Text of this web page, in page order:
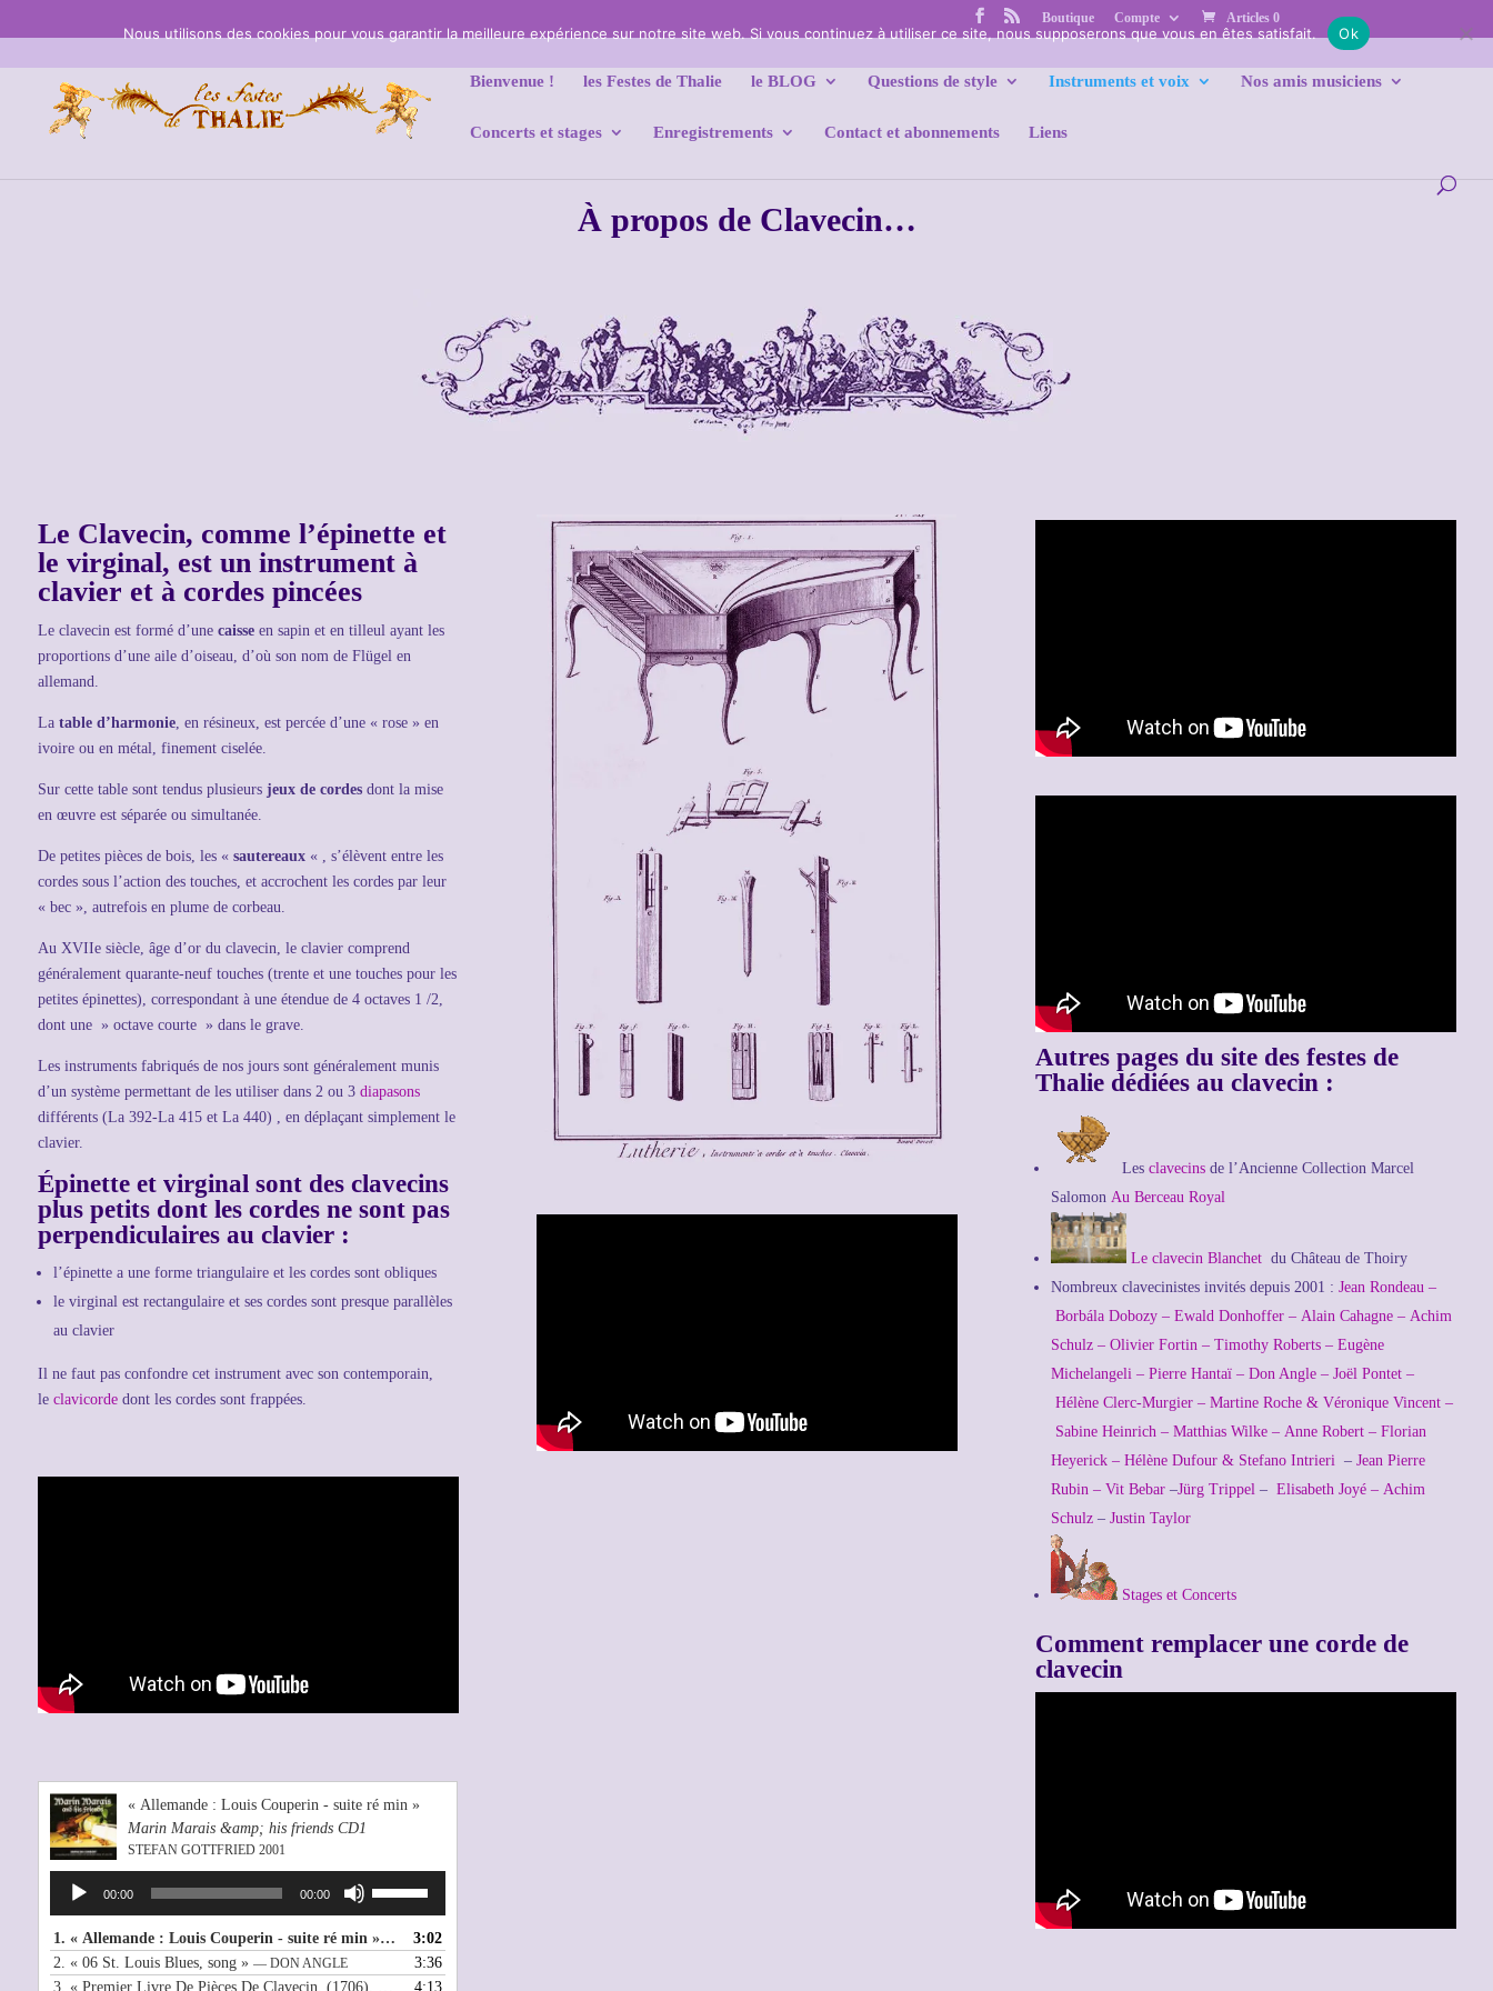
Boutique Compte Articles 0
Bienvenue ! les Festes de Thalie le BLOG Questions de style Instruments et voix Nos amis musiciens
Concerts et stages Enregistrements Contact et abonnements Liens
À propos de Clavecin…
Le Clavecin, comme l’épinette et
le virginal, est un instrument à
clavier et à cordes pincées
Le clavecin est formé d’une caisseen sapin et en tilleul ayant les
proportions d’une aile d’oiseau, d’où son nom de Flügel en
allemand.
La table d’harmonie, en résineux, est percée d’une « rose » en
ivoire ou en métal, finement ciselée.
Sur cette table sont tendus plusieurs jeux de cordesdont la mise
en œuvre est séparée ou simultanée.
De petites pièces de bois, les « sautereaux« , s’élèvent entre les
cordes sous l’action des touches, et accrochent les cordes par leur
« bec », autrefois en plume de corbeau.
Au XVIIe siècle, âge d’or du clavecin, le clavier comprend
généralement quarante-neuf touches (trente et une touches pour les
petites épinettes), correspondant à une étendue de 4 octaves 1 /2,
dont une » octave courte » dans le grave.
Les instruments fabriqués de nos jours sont généralement munis
d’un système permettant de les utiliser dans 2 ou 3 diapasons
différents (La 392-La 415 et La 440) , en déplaçant simplement le
clavier.
Épinette et virginal sont des clavecins
plus petits dont les cordes ne sont pas
perpendiculaires au clavier :
l’épinette a une forme triangulaire et les cordes sont obliques
le virginal est rectangulaire et ses cordes sont presque parallèles
au clavier
Il ne faut pas confondre cet instrument avec son contemporain,
le clavicorde dont les cordes sont frappées.
« Allemande : Louis Couperin - suite ré min »
Marin Marais &amp; his friends CD1
STEFAN GOTTFRIED 2001
Lecteur
audio
00:00 00:00
flèches
haut/bas
pour
1. « Allemande : Louis Couperin - suite ré min » — STEFAN GOTTFRIED 2001
3:02
2. « 06 St. Louis Blues, song » — DON ANGLE
3:36
3. « Premier Livre De Pièces De Clavecin, (1706), Suite In A Minor, RCT 1: No. 1 Prélude »
4:13
Autres pages du site des festes de
Thalie dédiées au clavecin :
Les clavecinsde l’Ancienne Collection Marcel
Salomon Au Berceau Royal
Le clavecin Blanchetdu Château de Thoiry
Nombreux clavecinistes invités depuis 2001 : Jean Rondeau –
Borbála Dobozy – Ewald Donhoffer – Alain Cahagne – Achim
Schulz – Olivier Fortin – Timothy Roberts – Eugène
Michelangeli – Pierre Hantaï – Don Angle – Joël Pontet–
Hélène Clerc-Murgier– Martine Roche & Véronique Vincent –
Sabine Heinrich – Matthias Wilke – Anne Robert – Florian
Heyerick– Hélène Dufour & Stefano Intrieri – Jean Pierre
Rubin – Vit Bebar–Jürg Trippel – Elisabeth Joyé – Achim
Schulz – Justin Taylor
Stages et Concerts
Comment remplacer une corde de
clavecin
Nous utilisons des cookies pour vous garantir la meilleure expérience sur notre site web. Si vous continuez à utiliser ce site, nous supposerons que vous en êtes satisfait. Ok